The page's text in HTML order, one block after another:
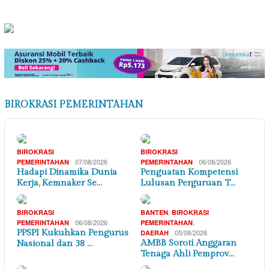
BIROKRASI PEMERINTAHAN
BIROKRASI
PEMERINTAHAN
07/08/2026
Hadapi Dinamika Dunia
Kerja, Kemnaker Se…
BIROKRASI
PEMERINTAHAN
06/08/2026
Penguatan Kompetensi
Lulusan Perguruan T…
BIROKRASI
PEMERINTAHAN
06/08/2026
PPSPI Kukuhkan Pengurus
Nasional dan 38 …
BANTEN, BIROKRASI
PEMERINTAHAN,
DAERAH 05/08/2026
AMBB Soroti Anggaran
Tenaga Ahli Pemprov…